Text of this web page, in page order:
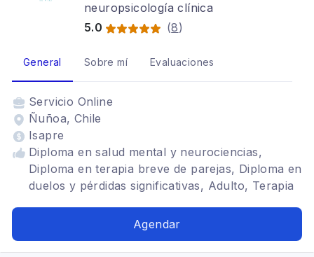
neuropsicología clínica
5.0
(8)
General Sobre mí Evaluaciones
Servicio Online
Ñuñoa, Chile
Isapre
Diploma en salud mental y neurociencias,
Diploma en terapia breve de parejas, Diploma en
duelos y pérdidas significativas, Adulto, Terapia
pareja, Cognitivo conductual, magister en
dialéctica conductual (dbt), Diploma terapia
Agendar